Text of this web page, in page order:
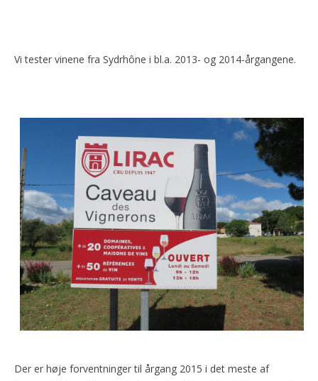
Vi tester vinene fra Sydrhône i bl.a. 2013- og 2014-årgangene.
Der er høje forventninger til årgang 2015 i det meste af